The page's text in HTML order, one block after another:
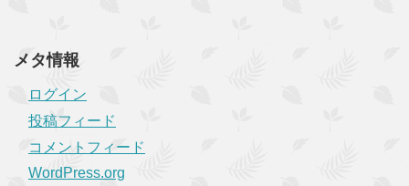
メタ情報
ログイン
投稿フィード
コメントフィード
WordPress.org